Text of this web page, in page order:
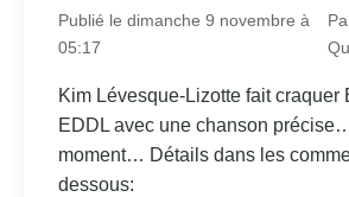
Publié le dimanche 9 novembre à
05:17
Kim Lévesque-Lizotte fait craquer
EDDL avec une chanson
moment… Détails dans les
dessous: